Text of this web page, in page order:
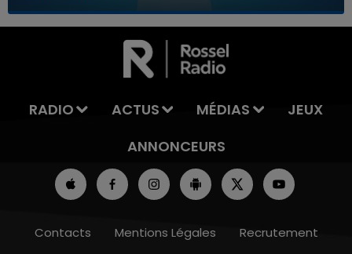
LA TEAM DE L'ÉTÉ
RADIO ACTUS MÉDIAS
JEUX
ANNONCEURS
Contacts Mentions Légales Recrutement